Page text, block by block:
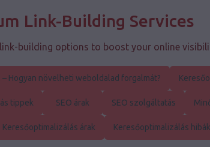
Link-Building Services
building options to boost your online
Hogyan növelheti weboldalad forgalmát?
tippek SEO árak SEO szolgáltatás
Keresőoptimalizálás árak Keresőoptimalizálás hibák